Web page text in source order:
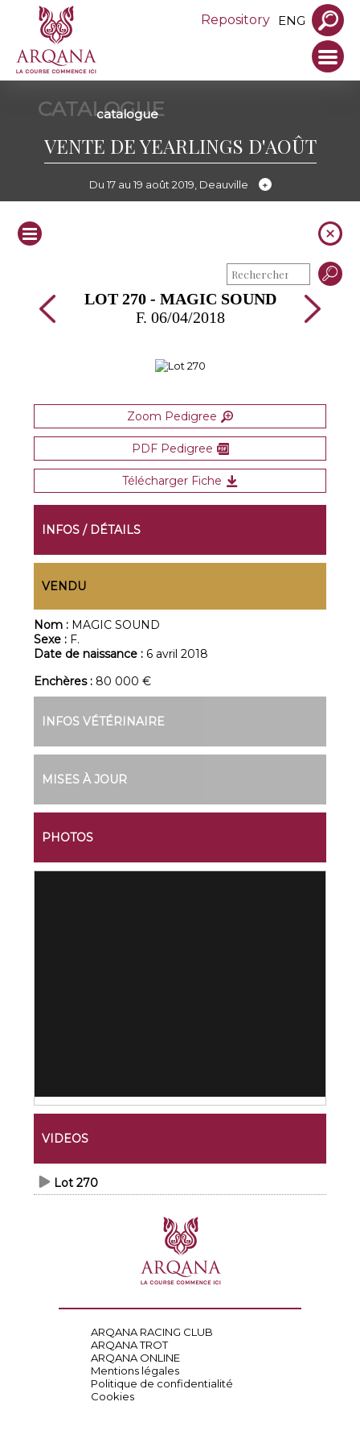
Repository ENG
CATALOGUE
catalogue
VENTE DE YEARLINGS D'AOÛT
Du 17 au 19 août 2019, Deauville
LOT 270 - MAGIC SOUND
F. 06/04/2018
Zoom Pedigree
PDF Pedigree
Télécharger Fiche
INFOS / DÉTAILS
VENDU
Nom : MAGIC SOUND
Sexe : F.
Date de naissance : 6 avril 2018
Enchères : 80 000 €
INFOS VÉTÉRINAIRE
MISES À JOUR
PHOTOS
VIDEOS
Lot 270
ARQANA RACING CLUB
ARQANA TROT
ARQANA ONLINE
Mentions légales
Politique de confidentialité
Cookies